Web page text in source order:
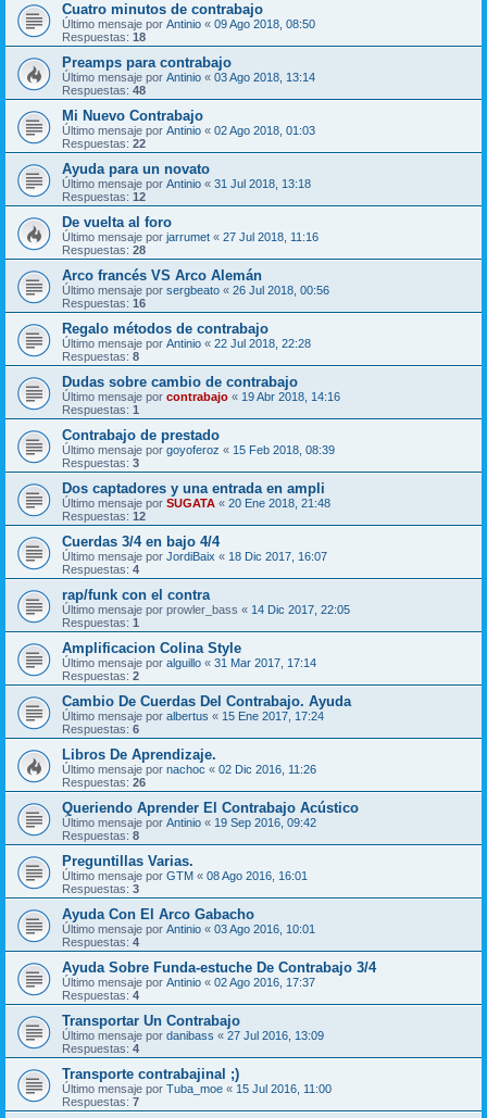
Cuatro minutos de contrabajo
Último mensaje por Antinio « 09 Ago 2018, 08:50
Respuestas: 18
Preamps para contrabajo
Último mensaje por Antinio « 03 Ago 2018, 13:14
Respuestas: 48
Mi Nuevo Contrabajo
Último mensaje por Antinio « 02 Ago 2018, 01:03
Respuestas: 22
Ayuda para un novato
Último mensaje por Antinio « 31 Jul 2018, 13:18
Respuestas: 12
De vuelta al foro
Último mensaje por jarrumet « 27 Jul 2018, 11:16
Respuestas: 28
Arco francés VS Arco Alemán
Último mensaje por sergbeato « 26 Jul 2018, 00:56
Respuestas: 16
Regalo métodos de contrabajo
Último mensaje por Antinio « 22 Jul 2018, 22:28
Respuestas: 8
Dudas sobre cambio de contrabajo
Último mensaje por contrabajo « 19 Abr 2018, 14:16
Respuestas: 1
Contrabajo de prestado
Último mensaje por goyoferoz « 15 Feb 2018, 08:39
Respuestas: 3
Dos captadores y una entrada en ampli
Último mensaje por SUGATA « 20 Ene 2018, 21:48
Respuestas: 12
Cuerdas 3/4 en bajo 4/4
Último mensaje por JordiBaix « 18 Dic 2017, 16:07
Respuestas: 4
rap/funk con el contra
Último mensaje por prowler_bass « 14 Dic 2017, 22:05
Respuestas: 1
Amplificacion Colina Style
Último mensaje por alguillo « 31 Mar 2017, 17:14
Respuestas: 2
Cambio De Cuerdas Del Contrabajo. Ayuda
Último mensaje por albertus « 15 Ene 2017, 17:24
Respuestas: 6
Libros De Aprendizaje.
Último mensaje por nachoc « 02 Dic 2016, 11:26
Respuestas: 26
Queriendo Aprender El Contrabajo Acústico
Último mensaje por Antinio « 19 Sep 2016, 09:42
Respuestas: 8
Preguntillas Varias.
Último mensaje por GTM « 08 Ago 2016, 16:01
Respuestas: 3
Ayuda Con El Arco Gabacho
Último mensaje por Antinio « 03 Ago 2016, 10:01
Respuestas: 4
Ayuda Sobre Funda-estuche De Contrabajo 3/4
Último mensaje por Antinio « 02 Ago 2016, 17:37
Respuestas: 4
Transportar Un Contrabajo
Último mensaje por danibass « 27 Jul 2016, 13:09
Respuestas: 4
Transporte contrabajinal ;)
Último mensaje por Tuba_moe « 15 Jul 2016, 11:00
Respuestas: 7